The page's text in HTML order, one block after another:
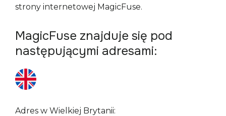
strony internetowej MagicFuse.
MagicFuse znajduje się pod
następującymi adresami:
Adres w Wielkiej Brytanii: